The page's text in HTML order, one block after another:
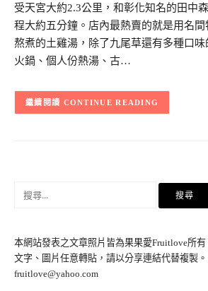
受天宮大約2.3公里，和彰化知名的田中
程大約五分鐘。店內最熱賣的就是用名
熬煮的土雞湯，除了九尾草還有多種口
火鍋、個人份熱湯、古…
CONTINUE READING
字:
本網站發表之文章照片皆為果果愛Fruitlove所
文字、圖片任意轉貼，請以分享連結代替複製
fruitlove@yahoo.com